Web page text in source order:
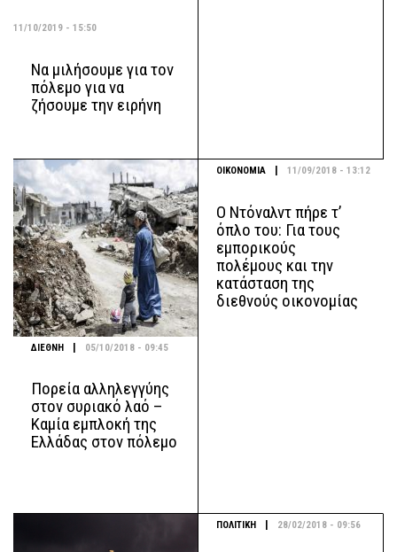
11/10/2019 - 15:50
Να μιλήσουμε για τον
πόλεμο για να
ζήσουμε την ειρήνη
ΔΙΕΘΝΗ | 05/10/2018 - 09:45
Πορεία αλληλεγγύης
στον συριακό λαό –
Καμία εμπλοκή της
Ελλάδας στον πόλεμο
ΟΙΚΟΝΟΜΙΑ 11/09/2018 - 13:12
Ο Ντόναλντ πήρε τ’
όπλο του: Για τους
εμπορικούς
πολέμους και την
κατάσταση της
διεθνούς οικονομίας
ΠΟΛΙΤΙΚΗ 28/02/2018 - 09:56